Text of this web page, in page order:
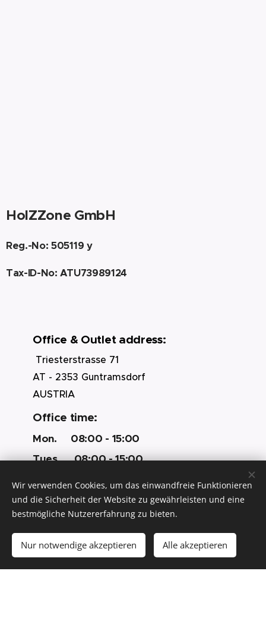
HolZZone GmbH
Reg.-No: 505119 y
Tax-ID-No: ATU73989124
Office & Outlet address:
Triesterstrasse 71
AT - 2353 Guntramsdorf
AUSTRIA
Office time:
Mon. 08:00 - 15:00
Tues. 08:00 - 15:00
Wed. 08:00 - 15:00
Thurs. 08:00 - 17:00
Fri. 08:00 - 17:00
Sat. 09:00 - 17:00
Sun.Closed
Wir verwenden Cookies, um das einwandfreie Funktionieren
und die Sicherheit der Website zu gewährleisten und eine
bestmögliche Nutzererfahrung zu bieten.
Nur notwendige akzeptieren Alle akzeptieren